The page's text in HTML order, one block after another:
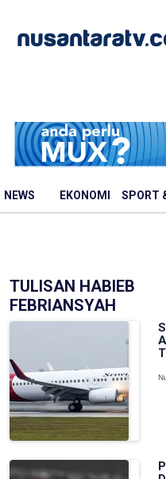
NEWS EKONOMI SPORT
TULISAN HABIEB
FEBRIANSYAH